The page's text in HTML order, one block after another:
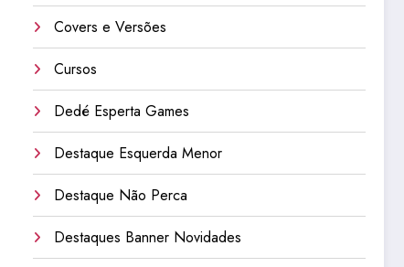
Covers e Versões
Cursos
Dedé Esperta Games
Destaque Esquerda Menor
Destaque Não Perca
Destaques Banner Novidades